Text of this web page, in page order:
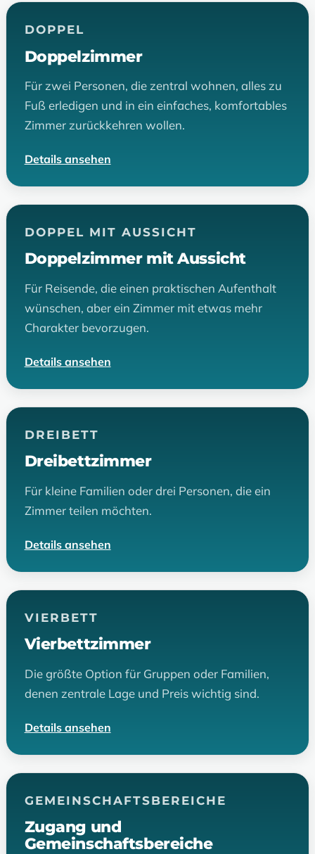
DOPPEL
Doppelzimmer
Für zwei Personen, die zentral wohnen, alles zu
Fuß erledigen und in ein einfaches, komfortables
Zimmer zurückkehren wollen.
Details ansehen
DOPPEL MIT AUSSICHT
Doppelzimmer mit Aussicht
Für Reisende, die einen praktischen Aufenthalt
wünschen, aber ein Zimmer mit etwas mehr
Charakter bevorzugen.
Details ansehen
DREIBETT
Dreibettzimmer
Für kleine Familien oder drei Personen, die ein
Zimmer teilen möchten.
Details ansehen
VIERBETT
Vierbettzimmer
Die größte Option für Gruppen oder Familien,
denen zentrale Lage und Preis wichtig sind.
Details ansehen
GEMEINSCHAFTSBEREICHE
Zugang und
Gemeinschaftsbereiche